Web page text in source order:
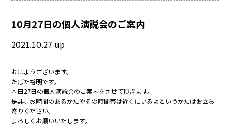
10月27日の個人演説会のご案内
2021.10.27 up
おはようございます。
たばた裕明です。
本日27日の個人演説会のご案内をさせて頂きます。
是非、お時間のあるかたやその時間帯は近くにいるよというかたはお立ち
寄りください。
よろしくお願いいたします。